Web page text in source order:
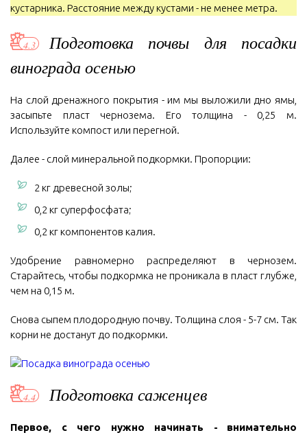
кустарника. Расстояние между кустами - не менее метра.
Подготовка почвы для посадки
винограда осенью
На слой дренажного покрытия - им мы выложили дно ямы,
засыпьте пласт чернозема. Его толщина - 0,25 м.
Используйте компост или перегной.
Далее - слой минеральной подкормки. Пропорции:
2 кг древесной золы;
0,2 кг суперфосфата;
0,2 кг компонентов калия.
Удобрение равномерно распределяют в чернозем.
Старайтесь, чтобы подкормка не проникала в пласт глубже,
чем на 0,15 м.
Снова сыпем плодородную почву. Толщина слоя - 5-7 см. Так
корни не достанут до подкормки.
Подготовка саженцев
Первое, с чего нужно начинать -
внимательно